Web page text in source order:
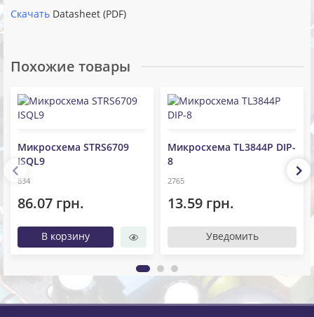
Скачать Datasheet (PDF)
Похожие товары
Микросхема STRS6709
ISQL9
834
86.07 грн.
В корзину
Микросхема TL3844P DIP-
8
2765
13.59 грн.
Уведомить